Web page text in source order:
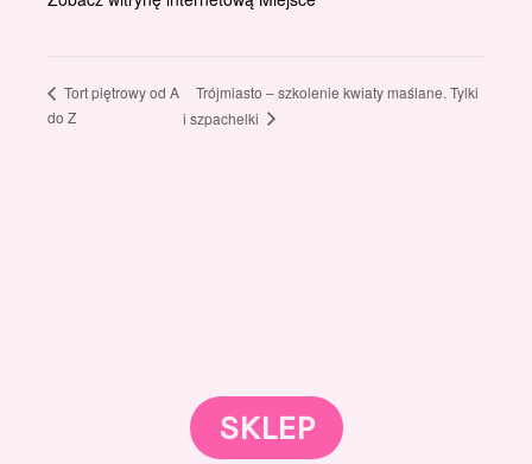
Tort piętrowy od A
do Z
Trójmiasto – szkolenie kwiaty maślane. Tylki
i szpachelki
SKLEP